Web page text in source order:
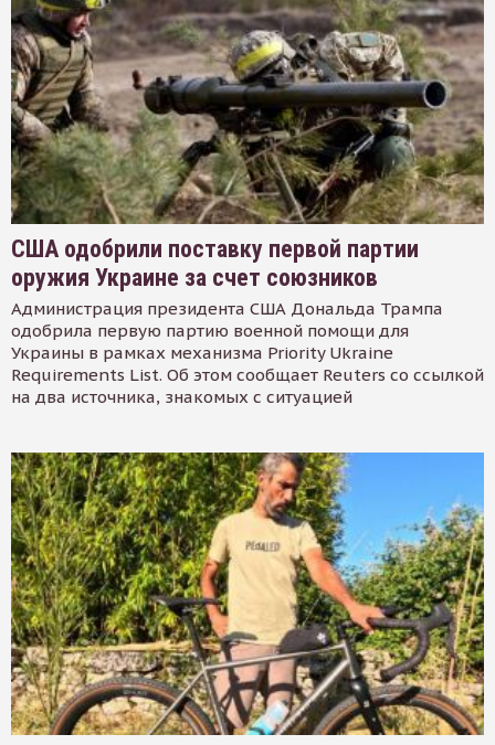
США одобрили поставку первой партии
оружия Украине за счет союзников
Администрация президента США Дональда Трампа
одобрила первую партию военной помощи для
Украины в рамках механизма Priority Ukraine
Requirements List. Об этом сообщает Reuters со ссылкой
на два источника, знакомых с ситуацией